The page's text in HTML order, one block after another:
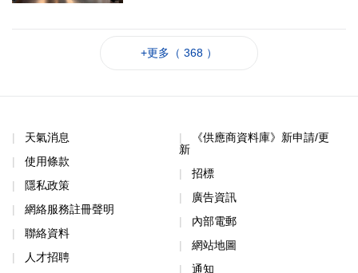
+更多（ 368 ）
天氣消息
使用條款
隱私政策
網絡服務註冊聲明
聯絡資料
人才招聘
《供應商資料庫》新申請/更
新
招標
廣告資訊
內部電郵
網站地圖
通知